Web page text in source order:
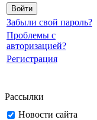
Забыли свой пароль?
Проблемы с
авторизацией?
Регистрация
Рассылки
Новости сайта